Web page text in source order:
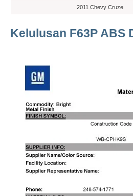
2011 Chevy Cruze
Kelulusan F63P ABS